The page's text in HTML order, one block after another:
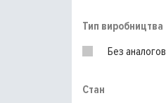
Тип виробництва
Без аналогов
Стан